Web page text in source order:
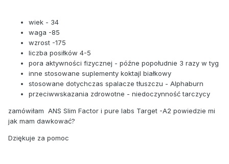
wiek - 34
waga -85
wzrost -175
liczba posiłków 4-5
pora aktywności fizycznej - późne popołudnie 3 razy w tyg
inne stosowane suplementy koktajl białkowy
stosowane dotychczas spalacze tłuszczu - Alphaburn
przeciwwskazania zdrowotne - niedoczynność tarczycy
zamówiłam ANS Slim Factor i pure labs Target -A2 powiedzie mi
jak mam dawkować?
Dziękuje za pomoc